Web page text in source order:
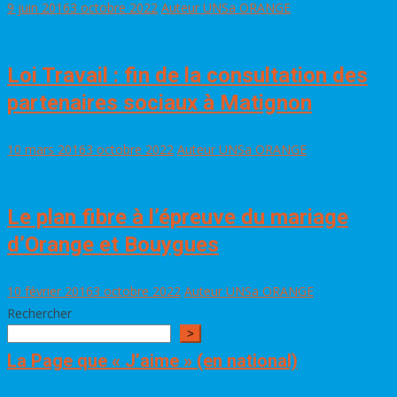
9 juin 20163 octobre 2022 Auteur UNSa ORANGE
Loi Travail : fin de la consultation des
partenaires sociaux à Matignon
10 mars 20163 octobre 2022 Auteur UNSa ORANGE
Le plan fibre à l’épreuve du mariage
d’Orange et Bouygues
10 février 20163 octobre 2022 Auteur UNSa ORANGE
Rechercher
>
La Page que « J’aime » (en national)